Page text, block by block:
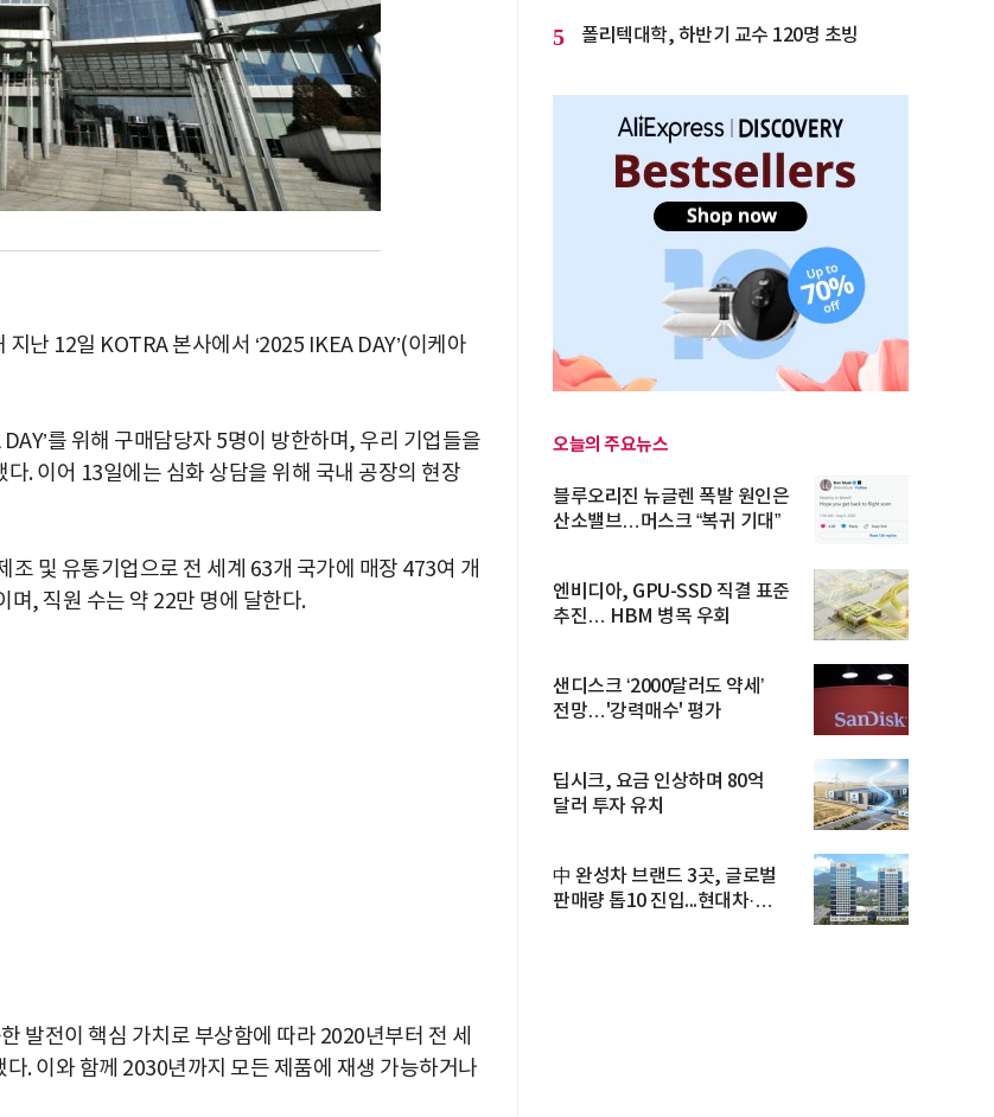
난 12일 KOTRA 본사에서 ‘2025 IKEA DAY’(이케아
를 위해 구매담당자 5명이 방한하며, 우리 기업들을
. 이어 13일에는 심화 상담을 위해 국내 공장의 현장
및 유통기업으로 전 세계 63개 국가에 매장 473여 개
며, 직원 수는 약 22만 명에 달한다.
발전이 핵심 가치로 부상함에 따라 2020년부터 전 세
. 이와 함께 2030년까지 모든 제품에 재생 가능하거나
5 폴리텍대학, 하반기 교수 120명 초빙
오늘의 주요뉴스
블루오리진 뉴글렌 폭발 원인은
산소밸브…머스크 “복귀 기대”
엔비디아, GPU-SSD 직결 표준
추진… HBM 병목 우회
샌디스크 ‘2000달러도 약세’
전망…'강력매수' 평가
딥시크, 요금 인상하며 80억
달러 투자 유치
中 완성차 브랜드 3곳, 글로벌
판매량 톱10 진입...현대차·